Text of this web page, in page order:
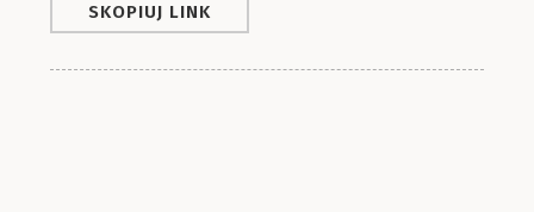
SKOPIUJ LINK